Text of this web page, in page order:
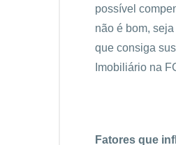
possível
não é bom,
que consiga
Imobiliário na
Fatores que